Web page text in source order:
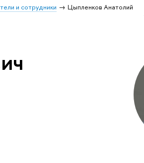
и сотрудники
Цыпленков Анатолий